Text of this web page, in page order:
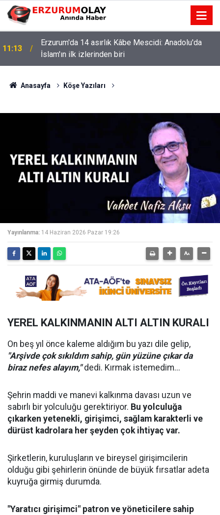
11:13
Erzurum'da 14 asırlık Kâbe Mescidi: Anadolu'da
İslam'ın ilk izlerinden biri
Anasayfa Köşe Yazıları
Yayınlanma: 14 Haziran 2026 Pazar 19:26
YEREL KALKINMANIN ALTI ALTIN KURALI
​On beş yıl önce kaleme aldığım bu yazı dile gelip,
"Arşivde çok sıkıldım sahip, gün yüzüne çıkar da
biraz nefes alayım,"dedi. Kırmak istemedim...
​Şehrin maddi ve manevi kalkınma davası uzun ve
sabırlı bir yolculuğu gerektiriyor. Bu yolculuğa
çıkarken yetenekli, girişimci, sağlam karakterli ve
dürüst kadrolara her şeyden çok ihtiyaç var.
​Şirketlerin, kuruluşların ve bireysel girişimcilerin
olduğu gibi şehirlerin önünde de büyük fırsatlar adeta
kuyruğa girmiş durumda.
"Yaratıcı girişimci" patron ve yöneticilere sahip